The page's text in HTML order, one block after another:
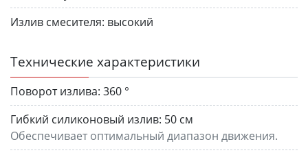
Излив смесителя: высокий
Технические характеристики
Поворот излива: 360 °
Гибкий силиконовый излив: 50 см
Обеспечивает оптимальный диапазон движения.